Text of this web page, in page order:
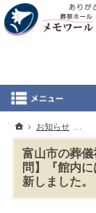
富山市の葬
問】『館内
新しました。
ホーム
お知らせ